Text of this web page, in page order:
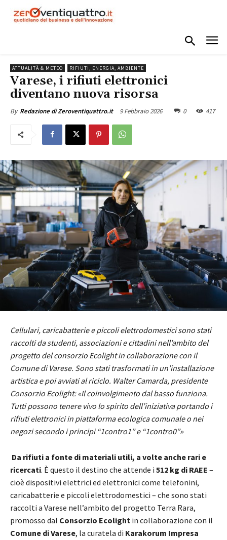
ATTUALITÀ & METEO RIFIUTI, ENERGIA, AMBIENTE
Varese, i rifiuti elettronici
diventano nuova risorsa
By Redazione di Zeroventiquattro.it 9 Febbraio 2026 0 417
Cellulari, caricabatterie e piccoli elettrodomestici sono stati
raccolti da studenti, associazioni e cittadini nell’ambito del
progetto del consorzio Ecolight in collaborazione con il
Comune di Varese. Sono stati trasformati in un’installazione
artistica e poi avviati al riciclo. Walter Camarda, presidente
Consorzio Ecolight: «Il coinvolgimento dal basso funziona.
Tutti possono tenere vivo lo spirito dell’iniziativa portando i
rifiuti elettronici in piattaforma ecologica comunale o nei
negozi secondo i principi “1contro1” e “1contro0”»
Da rifiuti a fonte di materiali utili, a volte anche rari e
ricercati. È questo il destino che attende i 512 kg di RAEE –
cioè dispositivi elettrici ed elettronici come telefonini,
caricabatterie e piccoli elettrodomestici – che sono stati
raccolti a Varese nell’ambito del progetto Terra Rara,
promosso dal Consorzio Ecolight in collaborazione con il
Comune di Varese, la curatela di Karakorum Impresa